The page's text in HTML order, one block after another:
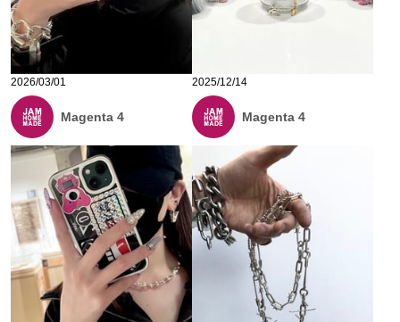
2026/03/01
Magenta 4
2025/12/14
Magenta 4